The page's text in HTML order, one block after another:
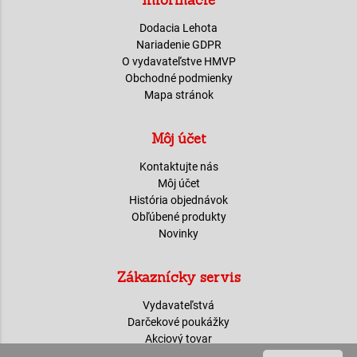
Dodacia Lehota
Nariadenie GDPR
O vydavateľstve HMVP
Obchodné podmienky
Mapa stránok
Môj účet
Kontaktujte nás
Môj účet
História objednávok
Obľúbené produkty
Novinky
Zákaznícky servis
Vydavateľstvá
Darčekové poukážky
Akciový tovar